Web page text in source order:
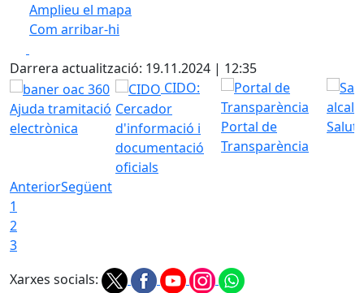
Amplieu el mapa
Com arribar-hi
+
−
Darrera actualització: 19.11.2024 | 12:35
Ajuda tramitació
electrònica
CIDO:
Cercador
d'informació i
documentació
oficials
Portal de
Transparència
AnteriorSegüent
1
2
3
Xarxes socials: